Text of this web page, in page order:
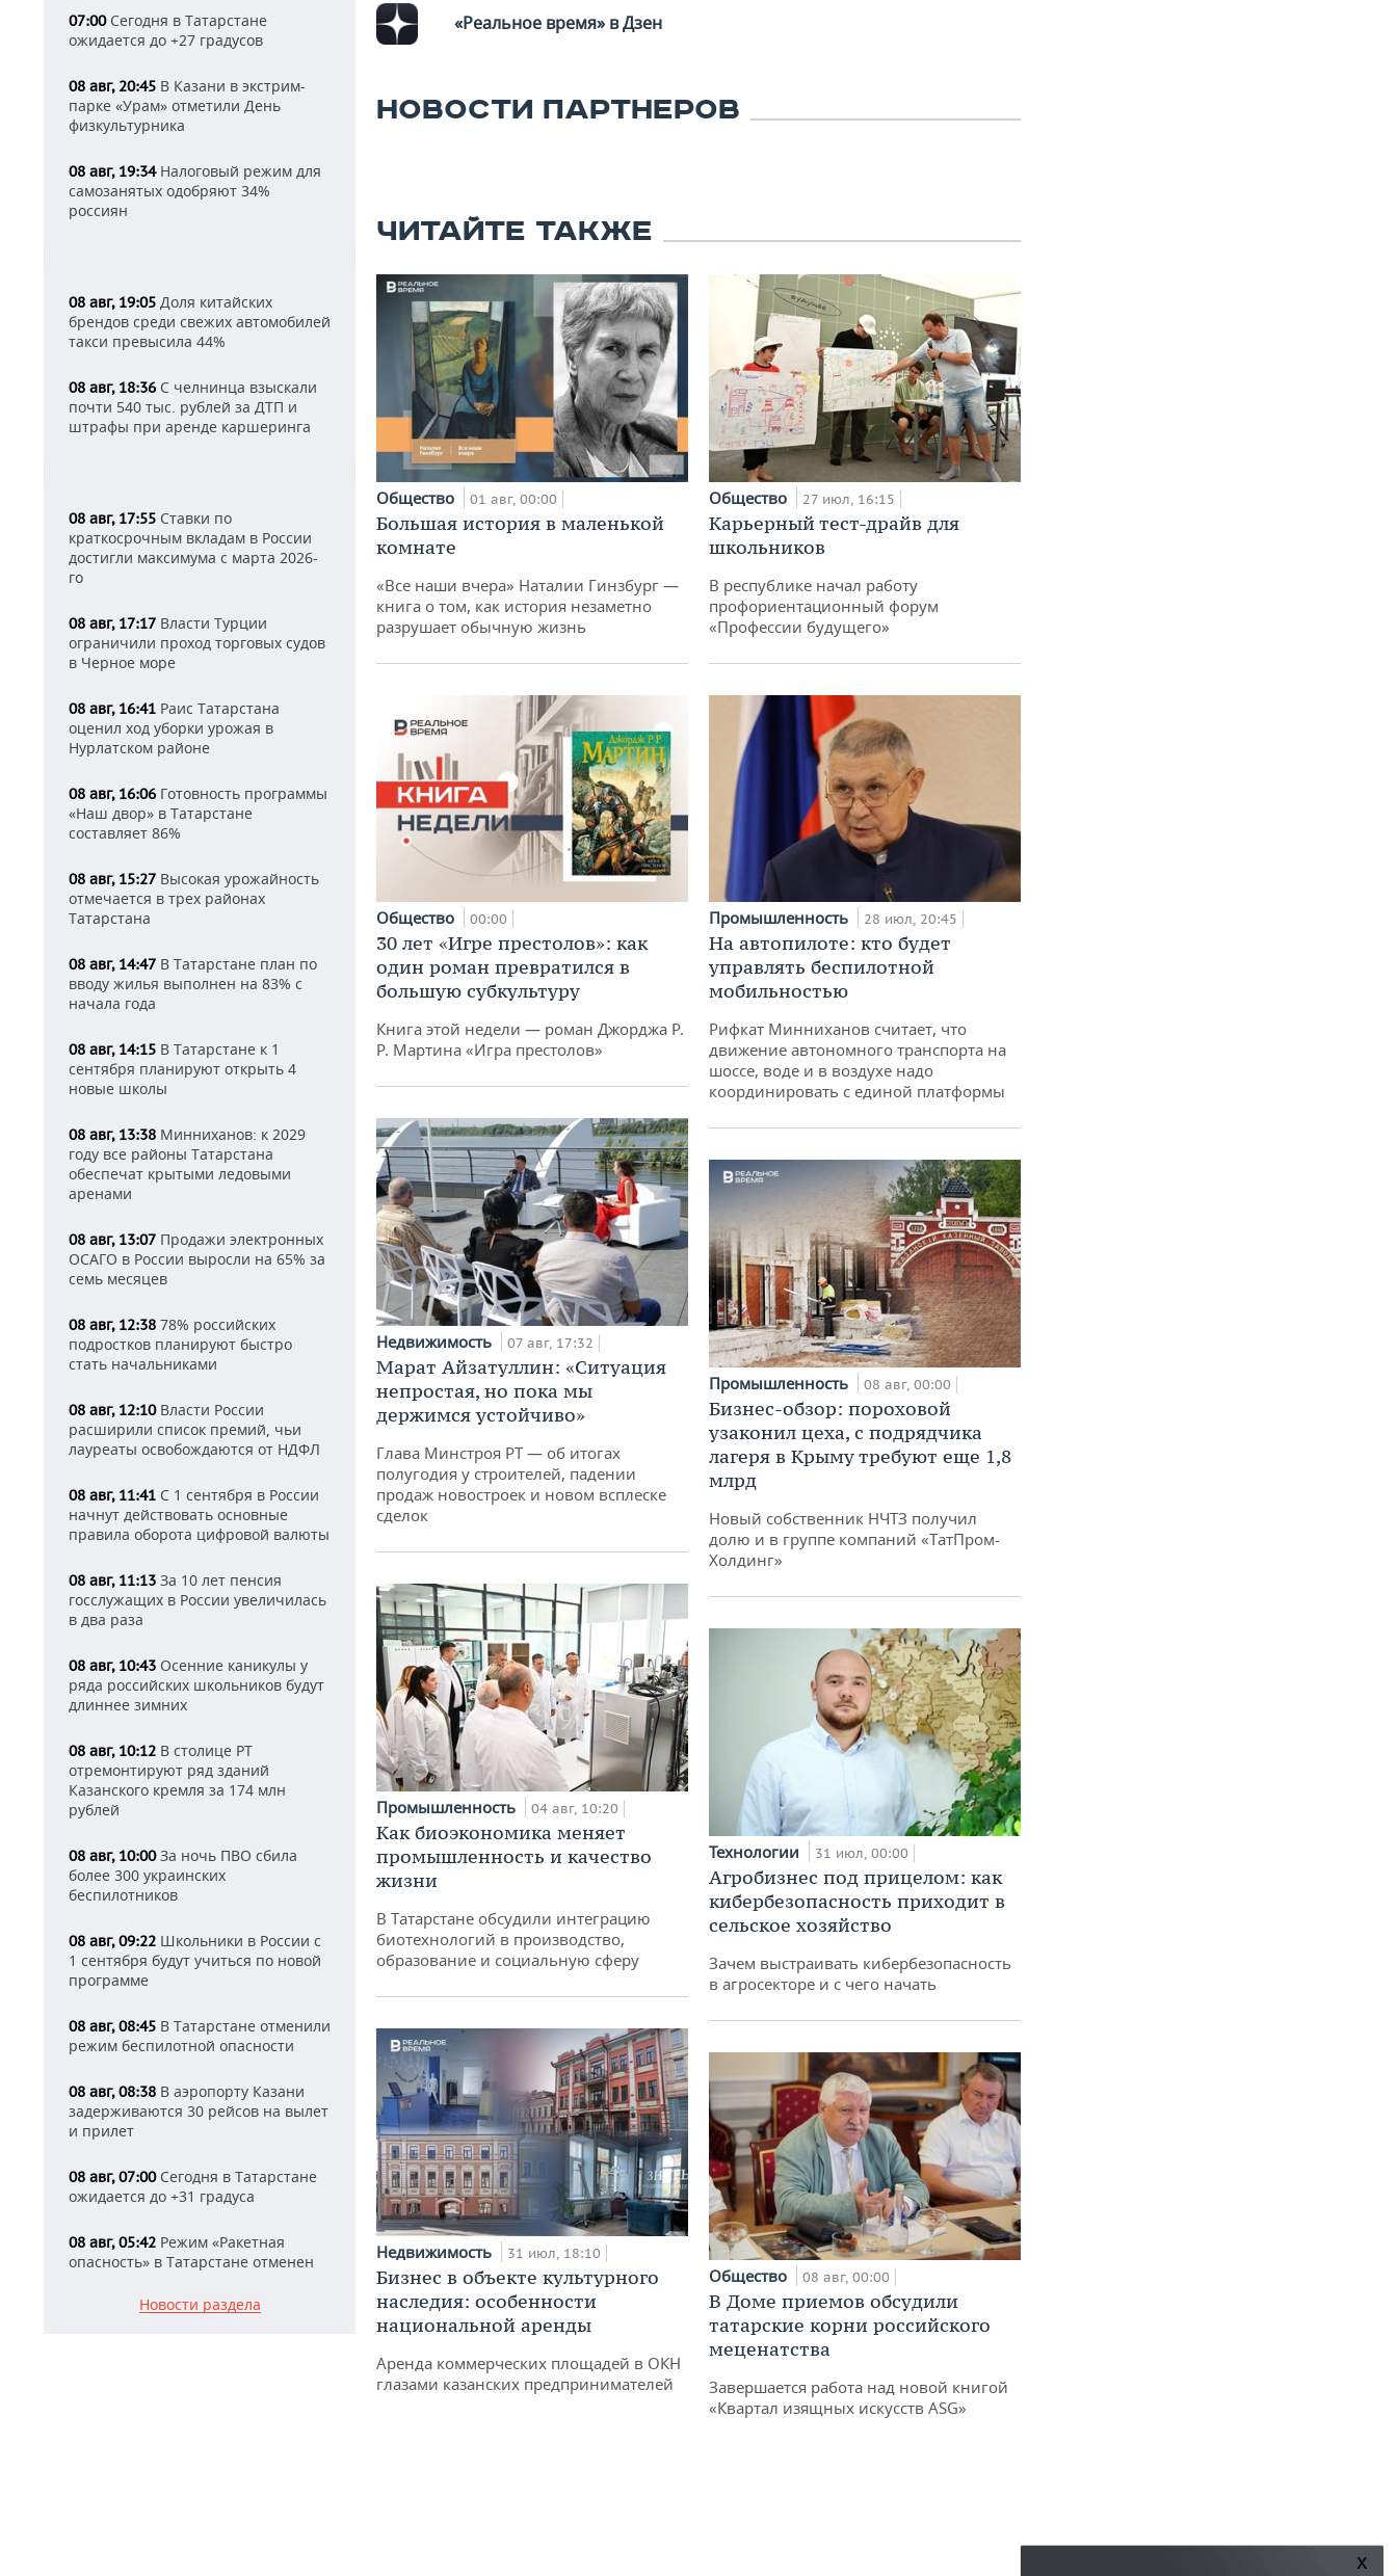
07:00Сегодня в Татарстане
ожидается до +27 градусов
08 авг, 20:45 В Казани в экстрим-
парке «Урам» отметили День
физкультурника
08 авг, 19:34Налоговый режим для
самозанятых одобряют 34%
россиян
08 авг, 19:05 Доля китайских
брендов среди свежих автомобилей
такси превысила 44%
08 авг, 18:36 С челнинца взыскали
почти 540 тыс. рублей за ДТП и
штрафы при аренде каршеринга
08 авг, 17:55 Ставки по
краткосрочным вкладам в России
достигли максимума с марта 2026-
го
08 авг, 17:17 Власти Турции
ограничили проход торговых судов
в Черное море
08 авг, 16:41 Раис Татарстана
оценил ход уборки урожая в
Нурлатском районе
08 авг, 16:06 Готовность программы
«Наш двор» в Татарстане
составляет 86%
08 авг, 15:27 Высокая урожайность
отмечается в трех районах
Татарстана
08 авг, 14:47 В Татарстане план по
вводу жилья выполнен на 83% с
начала года
08 авг, 14:15 В Татарстане к 1
сентября планируют открыть 4
новые школы
08 авг, 13:38 Минниханов: к 2029
году все районы Татарстана
обеспечат крытыми ледовыми
аренами
08 авг, 13:07 Продажи электронных
ОСАГО в России выросли на 65% за
семь месяцев
08 авг, 12:38 78% российских
подростков планируют быстро
стать начальниками
08 авг, 12:10Власти России
расширили список премий, чьи
лауреаты освобождаются от НДФЛ
08 авг, 11:41 С 1 сентября в России
начнут действовать основные
правила оборота цифровой валюты
08 авг, 11:13 За 10 лет пенсия
госслужащих в России увеличилась
в два раза
08 авг, 10:43 Осенние каникулы у
ряда российских школьников будут
длиннее зимних
08 авг, 10:12 В столице РТ
отремонтируют ряд зданий
Казанского кремля за 174 млн
рублей
08 авг, 10:00За ночь ПВО сбила
более 300 украинских
беспилотников
08 авг, 09:22 Школьники в России с
1 сентября будут учиться по новой
программе
08 авг, 08:45 В Татарстане отменили
режим беспилотной опасности
08 авг, 08:38 В аэропорту Казани
задерживаются 30 рейсов на вылет
и прилет
08 авг, 07:00Сегодня в Татарстане
ожидается до +31 градуса
08 авг, 05:42 Режим «Ракетная
опасность» в Татарстане отменен
Новости раздела
«Реальное время» в Дзен
НОВОСТИ ПАРТНЕРОВ
ЧИТАЙТЕ ТАКЖЕ
Общество 01 авг, 00:00
Большая история в маленькой
комнате
«Все наши вчера» Наталии Гинзбург —
книга о том, как история незаметно
разрушает обычную жизнь
Общество 00:00
30 лет «Игре престолов»: как
один роман превратился в
большую субкультуру
Книга этой недели — роман Джорджа Р.
Р. Мартина «Игра престолов»
Недвижимость 07 авг, 17:32
Марат Айзатуллин: «Ситуация
непростая, но пока мы
держимся устойчиво»
Глава Минстроя РТ — об итогах
полугодия у строителей, падении
продаж новостроек и новом всплеске
сделок
Промышленность 04 авг, 10:20
Как биоэкономика меняет
промышленность и качество
жизни
В Татарстане обсудили интеграцию
биотехнологий в производство,
образование и социальную сферу
Недвижимость 31 июл, 18:10
Бизнес в объекте культурного
наследия: особенности
национальной аренды
Аренда коммерческих площадей в ОКН
глазами казанских предпринимателей
Общество 27 июл, 16:15
Карьерный тест-драйв для
школьников
В республике начал работу
профориентационный форум
«Профессии будущего»
Промышленность 28 июл, 20:45
На автопилоте: кто будет
управлять беспилотной
мобильностью
Рифкат Минниханов считает, что
движение автономного транспорта на
шоссе, воде и в воздухе надо
координировать с единой платформы
Промышленность 08 авг, 00:00
Бизнес-обзор: пороховой
узаконил цеха, с подрядчика
лагеря в Крыму требуют еще 1,8
млрд
Новый собственник НЧТЗ получил
долю и в группе компаний «ТатПром-
Холдинг»
Технологии 31 июл, 00:00
Агробизнес под прицелом: как
кибербезопасность приходит в
сельское хозяйство
Зачем выстраивать кибербезопасность
в агросекторе и с чего начать
Общество 08 авг, 00:00
В Доме приемов обсудили
татарские корни российского
меценатства
Завершается работа над новой книгой
«Квартал изящных искусств ASG»
x